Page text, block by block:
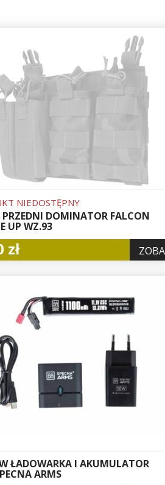
NIEDOSTĘPNY
PRZEDNI DOMINATOR FALCON
UP WZ.93
zł
ŁADOWARKA I AKUMULATOR
ARMS